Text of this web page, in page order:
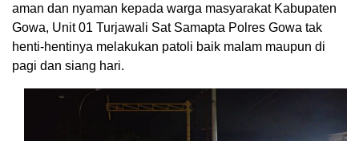
aman dan nyaman kepada warga masyarakat Kabupaten
Gowa, Unit 01 Turjawali Sat Samapta Polres Gowa tak
henti-hentinya melakukan patoli baik malam maupun di
pagi dan siang hari.